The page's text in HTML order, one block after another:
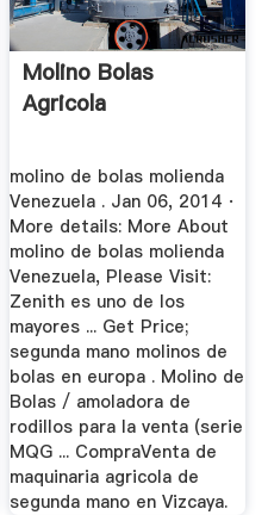
Molino Bolas
Agricola
molino de bolas molienda
Venezuela . Jan 06, 2014 ·
More details: More About
molino de bolas molienda
Venezuela, Please Visit:
Zenith es uno de los
mayores ... Get Price;
segunda mano molinos de
bolas en europa . Molino de
Bolas / amoladora de
rodillos para la venta (serie
MQG ... CompraVenta de
maquinaria agricola de
segunda mano en Vizcaya.